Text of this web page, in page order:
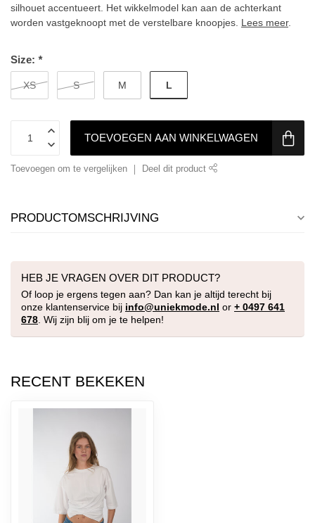
silhouet accentueert. Het wikkelmodel kan aan de achterkant
worden vastgeknoopt met de verstelbare knoopjes. Lees meer.
Size: *
XS S M L
TOEVOEGEN AAN WINKELWAGEN
Toevoegen om te vergelijken Deel dit product
PRODUCTOMSCHRIJVING
HEB JE VRAGEN OVER DIT PRODUCT?
Of loop je ergens tegen aan? Dan kan je altijd terecht bij
onze klantenservice bij info@uniekmode.nl or + 0497 641
678. Wij zijn blij om je te helpen!
RECENT BEKEKEN